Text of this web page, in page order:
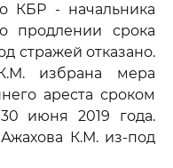
КБР - начальника
срока
стражей отказано.
избрана мера
ареста сроком
июня 2019 года.
К.М. из-под